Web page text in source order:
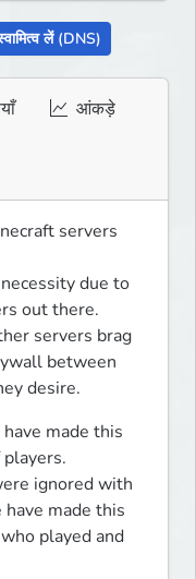
लें (DNS)
आंकड़े
servers
due to
out there.
servers brag
between
desire.
made this
ignored with
made this
played and